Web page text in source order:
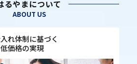
るやまについて
ABOUT US
れ体制に基づく
価格の実現